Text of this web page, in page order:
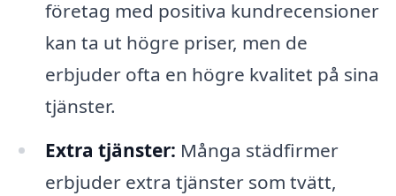
företag med positiva kundrecensioner
kan ta ut högre priser, men de
erbjuder ofta en högre kvalitet på sina
tjänster.
Extra tjänster: Många städfirmer
erbjuder extra tjänster som tvätt,